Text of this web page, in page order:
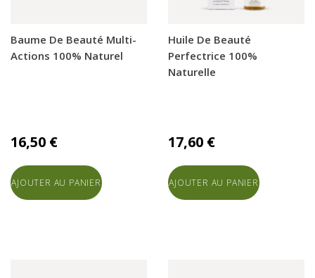
Baume De Beauté Multi-
Actions 100% Naturel
16,50 €
AJOUTER AU PANIER
Huile De Beauté
Perfectrice 100%
Naturelle
17,60 €
AJOUTER AU PANIER